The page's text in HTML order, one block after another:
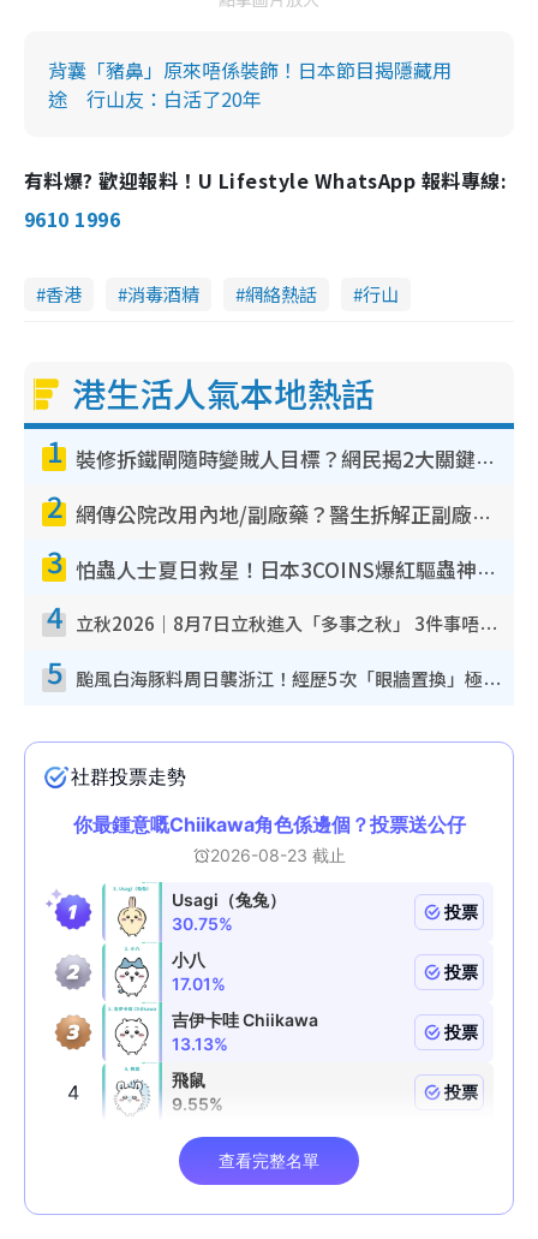
背囊「豬鼻」原來唔係裝飾！日本節目揭隱藏用
途 行山友：白活了20年
有料爆? 歡迎報料！U Lifestyle WhatsApp 報料專線:
9610 1996
香港 消毒酒精 網絡熱話 行山
港生活人氣本地熱話
1 裝修拆鐵閘隨時變賊人目標？網民揭2大關鍵用途：裝新式等於白裝？附新舊鐵閘分別
2 網傳公院改用內地/副廠藥？醫生拆解正副廠分別 揭4類人換藥隨時出事
3 怕蟲人士夏日救星！日本3COINS爆紅驅蟲神器$45起 1招「全程免觸碰」輕鬆搞定小強
4 立秋2026｜8月7日立秋進入「多事之秋」 3件事唔做得！專家教6招開運 清枱頭／銀包納氣接好運
5 颱風白海豚料周日襲浙江！經歷5次「眼牆置換」極罕見 成登陸內地最長途颱風